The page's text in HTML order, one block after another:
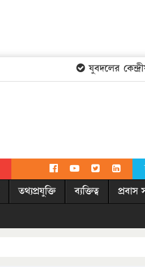
যুবদলের কেন্দ্রীয়
তথ্যপ্রযুক্তি ব্যক্তিত্ব প্রবাস